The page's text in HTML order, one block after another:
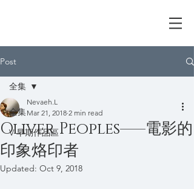
Post
全集
V 早期作品區
全集
Oliver Peoples——電影的
印象烙印者
Nevaeh.L
Mar 21, 2018 2 min read
Updated: Oct 9, 2018